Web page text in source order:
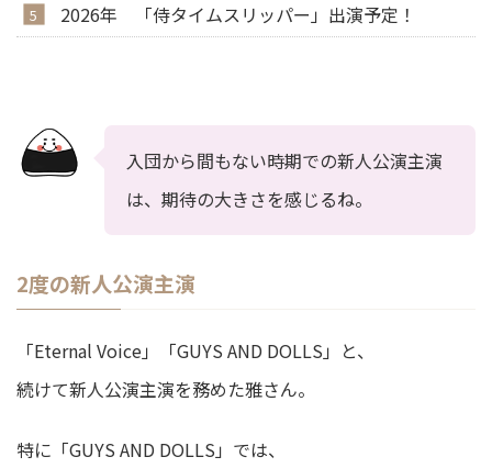
2026年 「侍タイムスリッパー」出演予定！
入団から間もない時期での新人公演主演
は、期待の大きさを感じるね。
2度の新人公演主演
「Eternal Voice」「GUYS AND DOLLS」と、
続けて新人公演主演を務めた雅さん。
特に「GUYS AND DOLLS」では、